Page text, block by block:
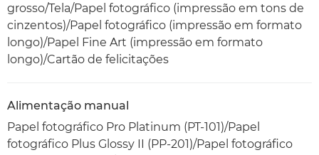
grosso/Tela/Papel fotográfico (impressão em tons de
cinzentos)/Papel fotográfico (impressão em formato
longo)/Papel Fine Art (impressão em formato
longo)/Cartão de felicitações
Alimentação manual
Papel fotográfico Pro Platinum (PT-101)/Papel
fotográfico Plus Glossy II (PP-201)/Papel fotográfico